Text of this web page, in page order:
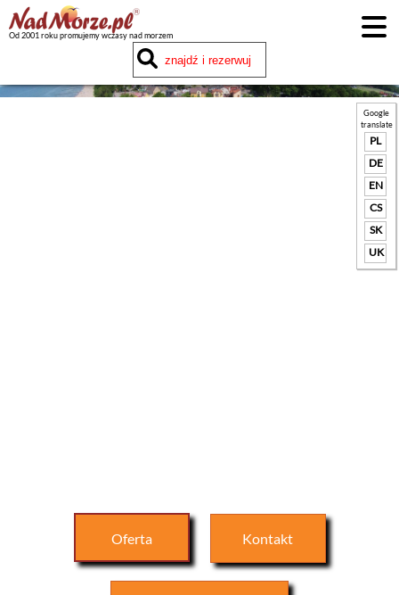
Od 2001 roku promujemy wczasy nad morzem
Google
translate
PL
DE
EN
CS
SK
UK
Oferta Kontakt